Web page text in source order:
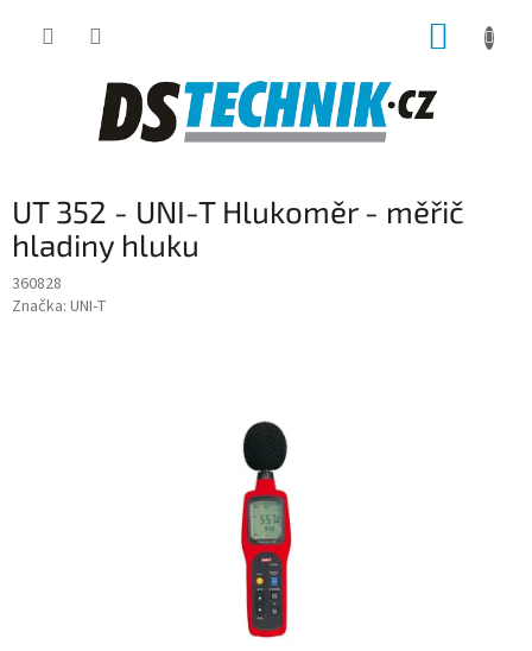
UT 352 - UNI-T Hlukoměr - měřič
hladiny hluku
360828
Značka: UNI-T